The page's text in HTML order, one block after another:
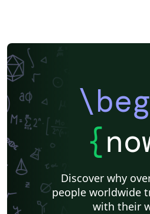
{
Discover why
people worldwide
with their